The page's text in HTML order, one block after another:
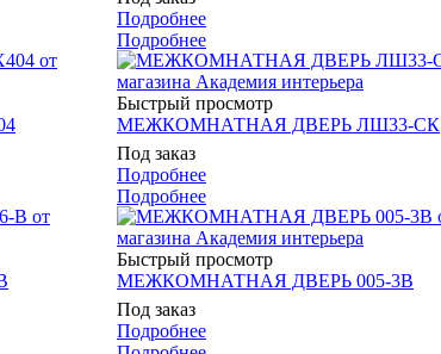
Подробнее
Подробнее
Быстрый просмотр
МЕЖКОМНАТНАЯ ДВЕРЬ ЛШ33-СК
Под заказ
Подробнее
Подробнее
Быстрый просмотр
МЕЖКОМНАТНАЯ ДВЕРЬ 005-3В
Под заказ
Подробнее